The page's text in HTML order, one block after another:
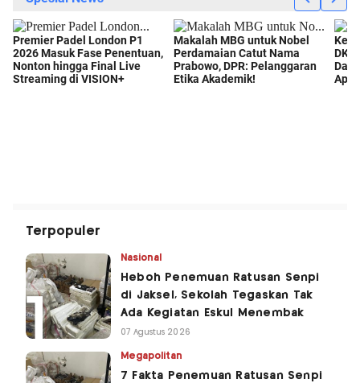
Terpopuler
Nasional
Heboh Penemuan Ratusan Senpi
di Jaksel, Sekolah Tegaskan Tak
Ada Kegiatan Eskul Menembak
07 Agustus 2026
Megapolitan
7 Fakta Penemuan Ratusan Senpi